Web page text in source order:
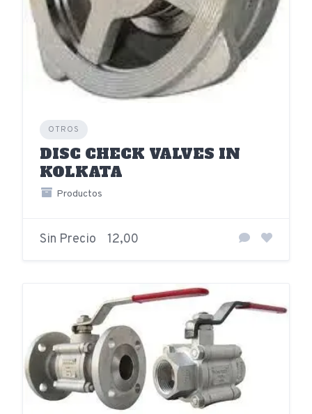
OTROS
DISC CHECK VALVES IN
KOLKATA
Productos
Sin Precio 12,00